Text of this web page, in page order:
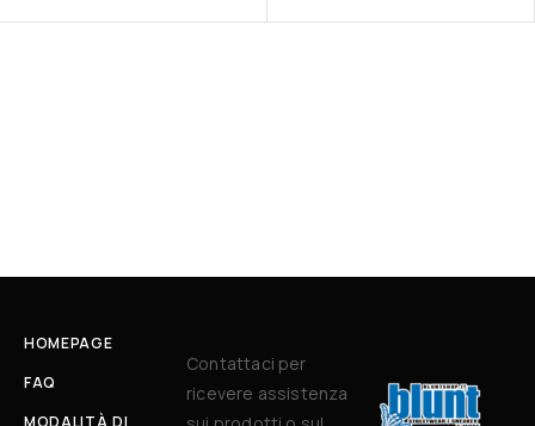
HOMEPAGE
FAQ
MODALITÀ DI
Contattaci per
ricevere assistenza